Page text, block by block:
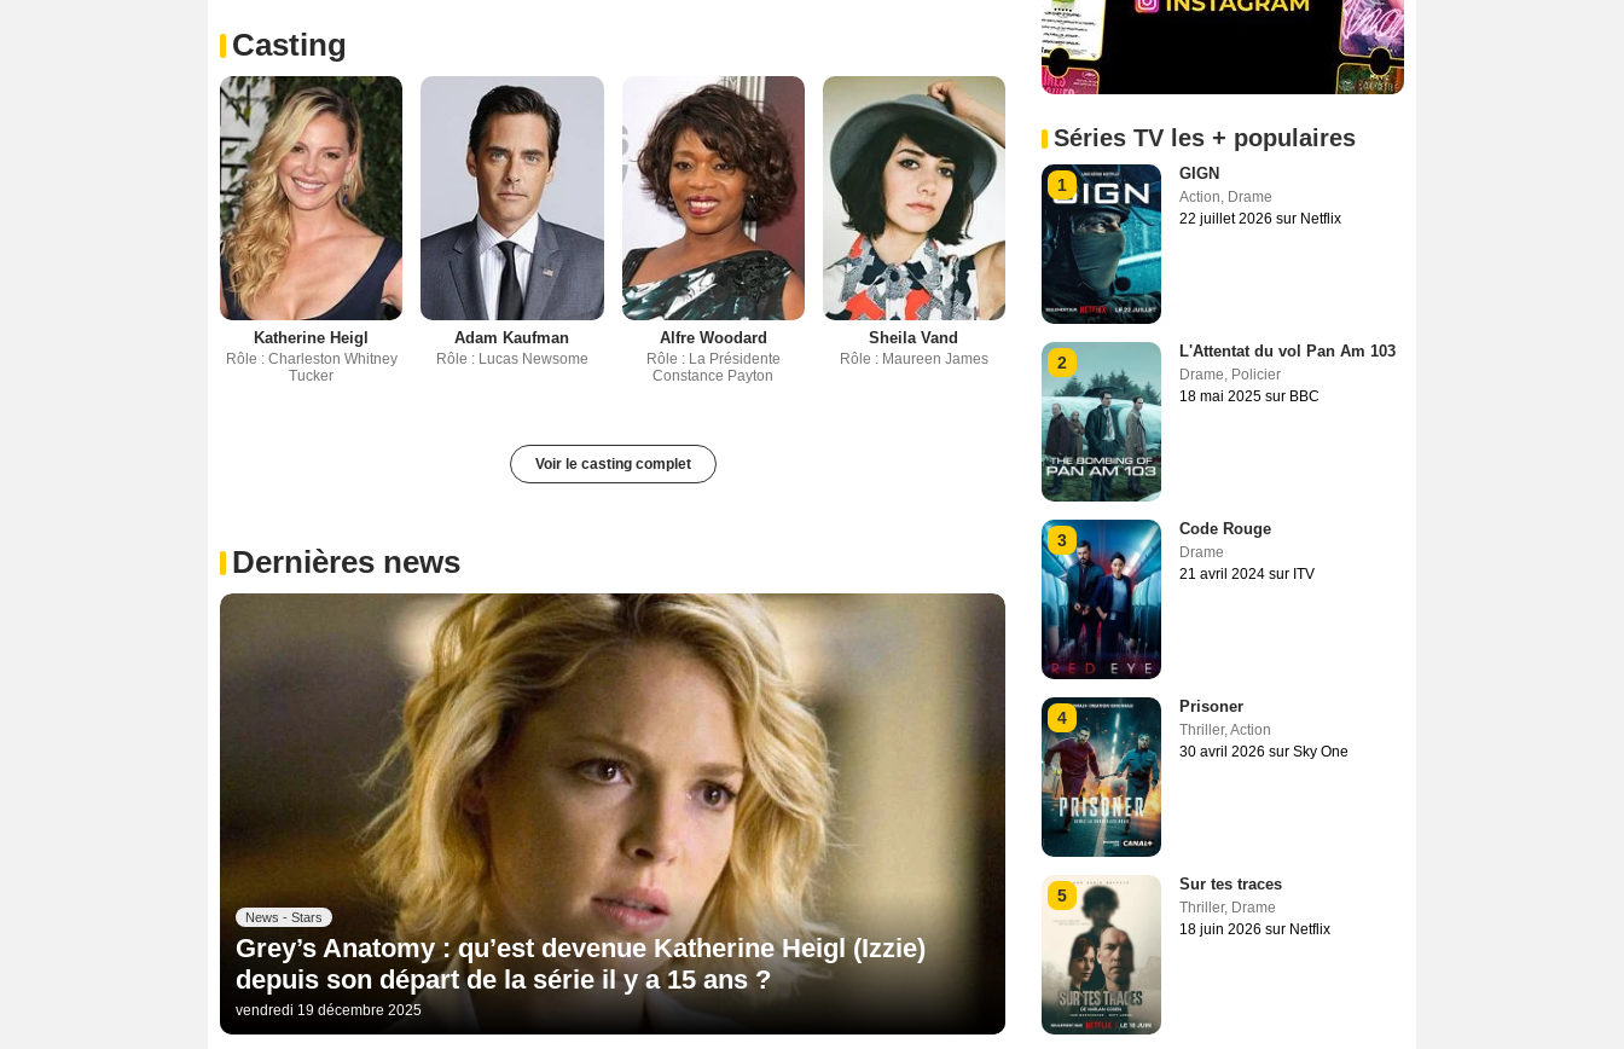
Casting
Katherine Heigl
Rôle : Charleston Whitney
Tucker
Adam Kaufman
Rôle : Lucas Newsome
Alfre Woodard
Rôle : La Présidente
Constance Payton
Sheila Vand
Rôle : Maureen James
Voir le casting complet
Dernières news
News - Stars
Grey’s Anatomy : qu’est devenue Katherine Heigl (Izzie)
depuis son départ de la série il y a 15 ans ?
vendredi 19 décembre 2025
Séries TV les + populaires
1
GIGN
Action, Drame
22 juillet 2026 sur Netflix
2
L'Attentat du vol Pan Am 103
Drame, Policier
18 mai 2025 sur BBC
3
Code Rouge
Drame
21 avril 2024 sur ITV
4
Prisoner
Thriller,Action
30 avril 2026 sur Sky One
5
Sur tes traces
Thriller, Drame
18 juin 2026 sur Netflix